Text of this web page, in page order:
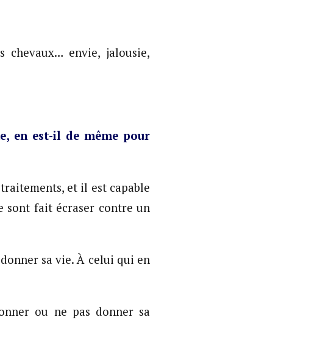
chevaux… envie, jalousie,
en est-il de même pour
et il est capable
sont fait écraser contre un
sa vie. À celui qui en
ou ne pas donner sa